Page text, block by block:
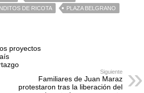
DE RICOTA
PLAZA BELGRANO
proyectos
Siguiente
Familiares de Juan Maraz
protestaron tras la liberación del